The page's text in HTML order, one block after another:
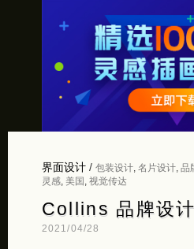
界面设计/ 包装设计, 名片设计, 品
灵感, 美国 视觉传达
Collins 品牌设
2021/04/28